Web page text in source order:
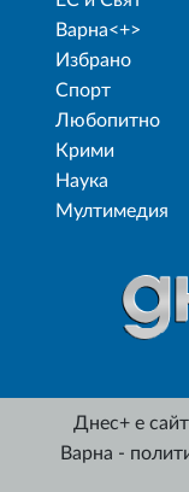
Варна<+>
Избрано
Спорт
Любопитно
Крими
Наука
Мултимедия
Днес+ е
Варна -